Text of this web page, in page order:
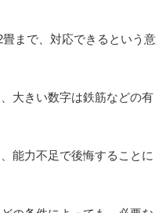
畳まで、対応できるという意
大きい数字は鉄筋などの有
能力不足で後悔することに